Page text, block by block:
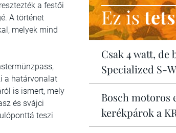
a festői
A történet
melyek mind
a határvonalat
is ismert, mely
és svájci
teszi
Ez is
Csak 4 watt, de
Specialized S-
Bosch motoros
kerékpárok a